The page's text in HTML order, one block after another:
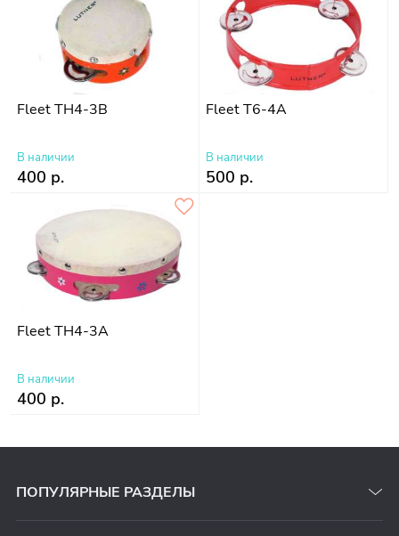
Fleet TH4-3B
В наличии
400 р.
Fleet T6-4A
В наличии
500 р.
Fleet TH4-3A
В наличии
400 р.
ПОПУЛЯРНЫЕ РАЗДЕЛЫ